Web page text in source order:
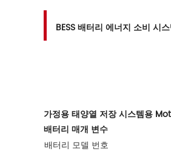
BESS 배터리 에너지 소비 시
가정용 태양열 저장 시스템용
배터리 매개 변수
배터리 모델 번호